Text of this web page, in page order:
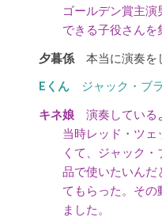
ゴールデン賞主
できる子役さんを
本当に演奏を
ジャック・ブ
演奏している
当時レッド・ツェ
くて、ジャック
品で使いたいんだ
てもらった。その
ました。